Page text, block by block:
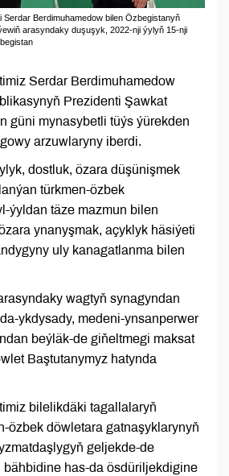
Berdimuhamedow bilen Özbegistanyň
arasyndaky duşuşyk, 2022-nji ýylyň 15-nji
Serdar Berdimuhamedow
Prezidenti Şawkat
güni mynasybetli tüýs ýürekden
arzuwlaryny iberdi.
dostluk, özara düşünişmek
türkmen-özbek
ýyldan täze mazmun bilen
ynanyşmak, açyklyk häsiýeti
uly kanagatlanma bilen
wagtyň synagyndan
ykdysady, medeni-ynsanperwer
beýläk-de giňeltmegi maksat
Baştutanymyz hatynda
bilelikdäki tagallalaryň
özbek döwletara gatnaşyklarynyň
geljekde-de
has-da ösdüriljekdigine